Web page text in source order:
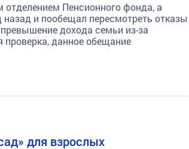
Пенсионного фонда, а
и пообещал пересмотреть отказы
дохода семьи из-за
данное обещание
для взрослых